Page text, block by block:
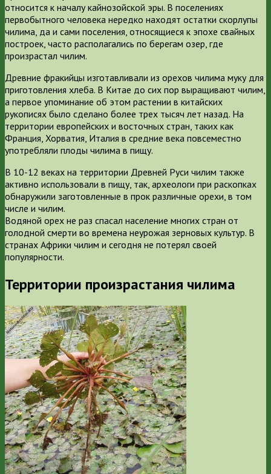
относится к началу кайнозойской эры. В поселениях
первобытного человека нередко находят остатки скорлупы
чилима, да и сами поселения, относящиеся к эпохе свайных
построек, часто располагались по берегам озер, где
произрастал чилим.
Древние фракийцы изготавливали из орехов чилима муку для
приготовления хлеба. В Китае до сих пор выращивают чилим,
а первое упоминание об этом растении в китайских
рукописях было сделано более трех тысяч лет назад. На
территории европейских и восточных стран, таких как
Франция, Хорватия, Италия в средние века повсеместно
употребляли плоды чилима в пищу.
В 10-12 веках на территории Древней Руси чилим также
активно использовали в пищу, так, археологи при раскопках
обнаружили заготовленные в прок различные орехи, в том
числе и чилим.
Водяной орех не раз спасал население многих стран от
голодной смерти во времена неурожая зерновых культур. В
странах Африки чилим и сегодня не потерял своей
популярности.
Территории произрастания чилима